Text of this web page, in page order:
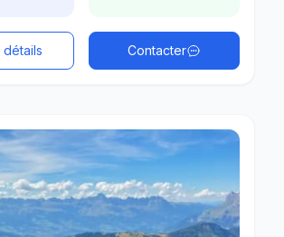
détails Contacter